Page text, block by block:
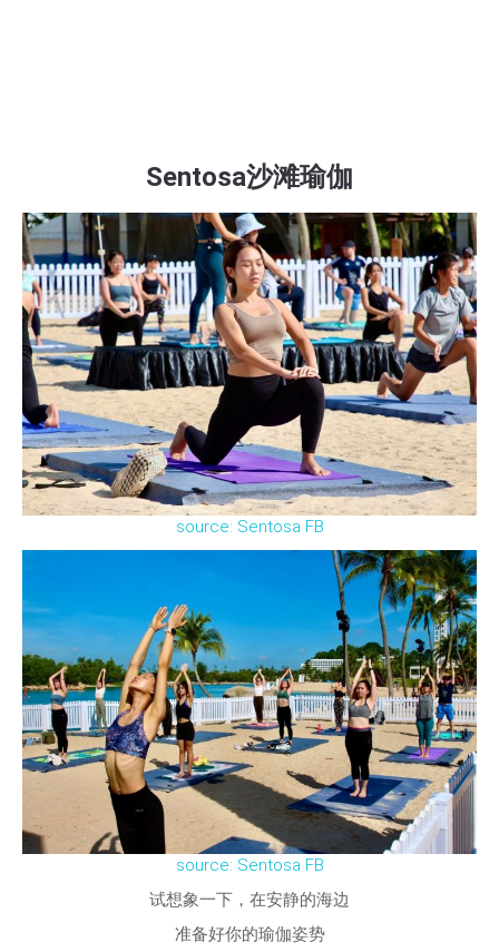
Sentosa沙滩瑜伽
source: Sentosa FB
source: Sentosa FB
试想象一下，在安静的海边
准备好你的瑜伽姿势